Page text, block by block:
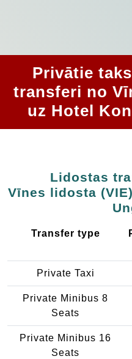
Privātie
transferi no
uz Hotel
Lidostas
Vīnes lidosta
Transfer type
Private Taxi
Private Minibus 8
Seats
Private Minibus 16
Seats